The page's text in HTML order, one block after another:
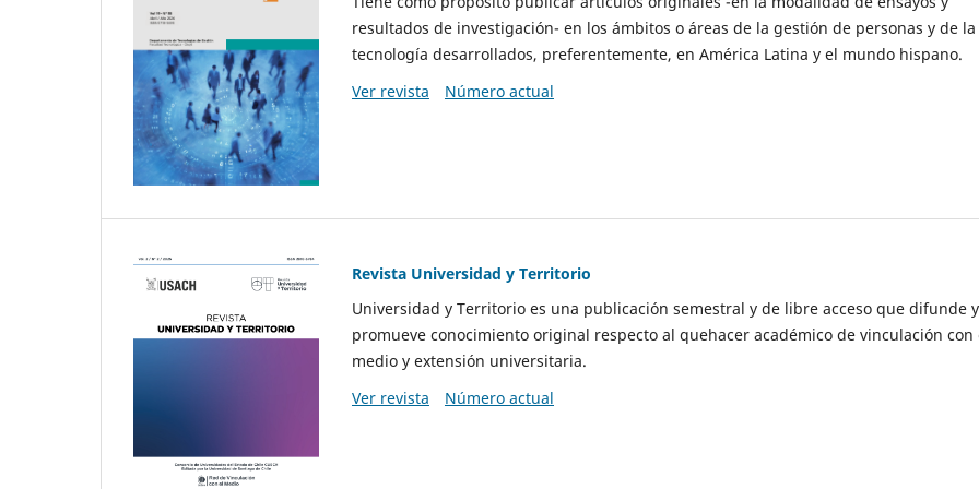
resultados de investigación- en los ámbitos o áreas de la gestión de personas y de la
tecnología desarrollados, preferentemente, en América Latina y el mundo hispano.
Ver revista
Número actual
Revista Universidad y Territorio
Universidad y Territorio es una publicación semestral y de libre acceso que difunde y
promueve conocimiento original respecto al quehacer académico de vinculación con
medio y extensión universitaria.
Ver revista
Número actual